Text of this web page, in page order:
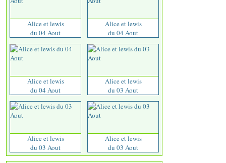
Alice et lewis
du 04 Aout
Alice et lewis
du 04 Aout
Alice et lewis
du 04 Aout
Alice et lewis
du 03 Aout
Alice et lewis
du 03 Aout
Alice et lewis
du 03 Aout